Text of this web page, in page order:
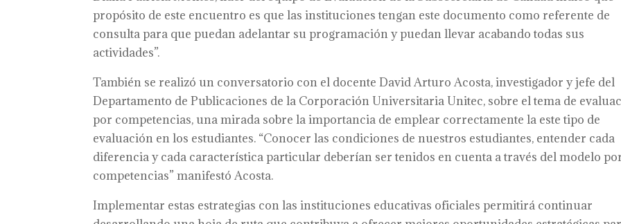
propósito de este encuentro es que las instituciones tengan este documento como referente de
consulta para que puedan adelantar su programación y puedan llevar acabando todas sus
actividades”.
También se realizó un conversatorio con el docente David Arturo Acosta, investigador y jefe del
Departamento de Publicaciones de la Corporación Universitaria Unitec, sobre el tema de
por competencias, una mirada sobre la importancia de emplear correctamente la este tipo de
evaluación en los estudiantes. “Conocer las condiciones de nuestros estudiantes, entender cada
diferencia y cada característica particular deberían ser tenidos en cuenta a través del modelo
competencias” manifestó Acosta.
Implementar estas estrategias con las instituciones educativas oficiales permitirá continuar